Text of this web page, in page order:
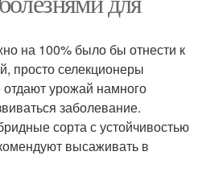
на 100% было бы отнести к
просто селекционеры
урожай намного
заболевание.
сорта с устойчивостью
высаживать в